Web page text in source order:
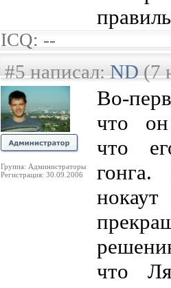
ICQ: --
#5 написал:ND(7
Группа: Администраторы
Регистрация: 30.09.2006
Во-
что
что
гонга.
что